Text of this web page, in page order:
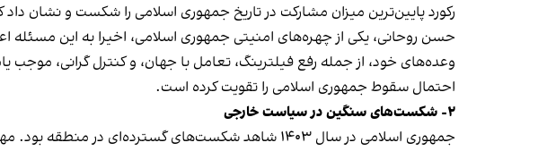
رکورد پایین‌ترین میزان مشارکت در تاریخ جمهوری اسلامی را شکست و نشان
حسن روحانی، یکی از چهره‌های امنیتی جمهوری اسلامی، اخیرا به این
وعده‌های خود، از جمله رفع فیلترینگ، تعامل با جهان، و کنترل گرانی،
احتمال سقوط جمهوری اسلامی را تقویت کرده است.
۲- شکست‌های سنگین در سیاست خارجی
جمهوری اسلامی در سال ۱۴۰۳ شاهد شکست‌های گسترده‌ای در منطقه بود. مهم‌ترین این شکست‌ها عبارتند از: